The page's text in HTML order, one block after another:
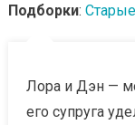
Подборки:
Лора и Дэн —
его супруга